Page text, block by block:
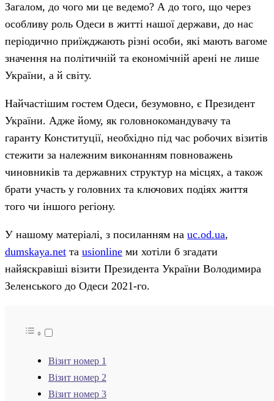
Загалом, до чого ми це ведемо? А до того, що через
особливу роль Одеси в житті нашої держави, до нас
періодично приїжджають різні особи, які мають вагоме
значення на політичній та економічній арені не лише
України, а й світу.
Найчастішим гостем Одеси, безумовно, є Президент
України. Адже йому, як головнокомандувачу та
гаранту Конституції, необхідно під час робочих візитів
стежити за належним виконанням повноважень
чиновників та державних структур на місцях, а також
брати участь у головних та ключових подіях життя
того чи іншого регіону.
У нашому матеріалі, з посиланням на uc.od.ua,
dumskaya.net та usionline ми хотіли б згадати
найяскравіші візити Президента України Володимира
Зеленського до Одеси 2021-го.
Візит номер 1
Візит номер 2
Візит номер 3